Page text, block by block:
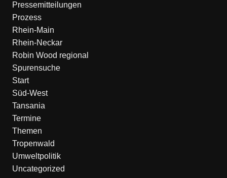
Pressemitteilungen
Prozess
Rhein-Main
Rhein-Neckar
Robin Wood regional
Spurensuche
Start
Süd-West
Tansania
Termine
Themen
Tropenwald
Umweltpolitik
Uncategorized